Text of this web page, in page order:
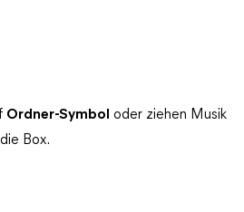
Ordner-Symbol
oder ziehen Musik
Box.